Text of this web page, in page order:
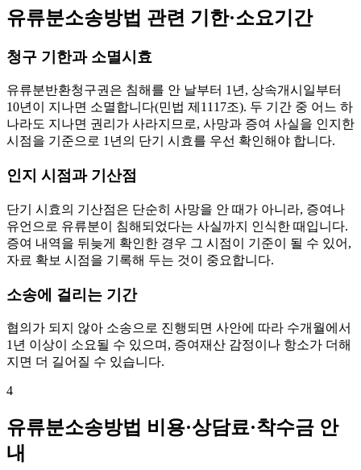
유류분소송방법 관련 기한·소요기간
청구 기한과 소멸시효
유류분반환청구권은 침해를 안 날부터 1년, 상속개시일부터
10년이 지나면 소멸합니다(민법 제1117조). 두 기간 중 어느 하
나라도 지나면 권리가 사라지므로, 사망과 증여 사실을 인지한
시점을 기준으로 1년의 단기 시효를 우선 확인해야 합니다.
인지 시점과 기산점
단기 시효의 기산점은 단순히 사망을 안 때가 아니라, 증여나
유언으로 유류분이 침해되었다는 사실까지 인식한 때입니다.
증여 내역을 뒤늦게 확인한 경우 그 시점이 기준이 될 수 있어,
자료 확보 시점을 기록해 두는 것이 중요합니다.
소송에 걸리는 기간
협의가 되지 않아 소송으로 진행되면 사안에 따라 수개월에서
1년 이상이 소요될 수 있으며, 증여재산 감정이나 항소가 더해
지면 더 길어질 수 있습니다.
4
유류분소송방법 비용·상담료·착수금 안
내